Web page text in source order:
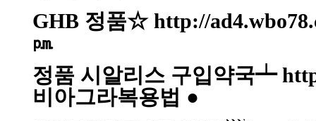
GHB 정품☆ http://
㏘
정품 시알리스 구입약국┷
비아그라복용법 ●